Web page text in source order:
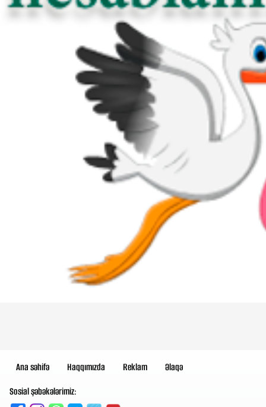
Ana səhifə Haqqımızda Reklam
Əlaqə
Sosial şəbəkələrimiz: